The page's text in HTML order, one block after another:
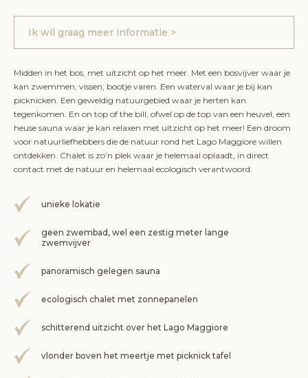
Ik wil graag meer informatie >
Midden in het bos, met uitzicht op het meer. Met een bosvijver waar je
kan zwemmen, vissen, bootje varen. Een waterval waar je bij kan
picknicken. Een geweldig natuurgebied waar je herten kan
tegenkomen. En on top of the bill, ofwel op de top van een heuvel, een
heuse sauna waar je kan relaxen met uitzicht op het meer! Een droom
voor natuurliefhebbers die de natuur rond het Lago Maggiore willen
ontdekken. Chalet is zo’n plek waar je helemaal oplaadt, in direct
contact met de natuur en helemaal ecologisch verantwoord.
unieke lokatie
geen zwembad, wel een zestig meter lange
zwemvijver
panoramisch gelegen sauna
ecologisch chalet met zonnepanelen
schitterend uitzicht over het Lago Maggiore
vlonder boven het meertje met picknick tafel